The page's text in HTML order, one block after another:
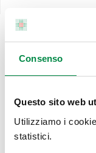
Consenso
Questo sito web
Utilizziamo i
statistici.
Incontri 2026:
27 gennaio
9 febbraio
9 marzo
13 aprile
11 maggio